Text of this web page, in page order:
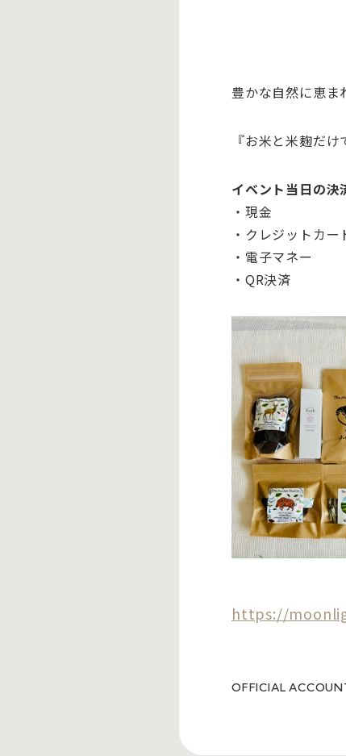
豊かな自然に恵
『お米と米麹だけ
イベント当日の決
・現金
・クレジットカー
・電子マネー
・ QR決済
https://
OFFICIAL